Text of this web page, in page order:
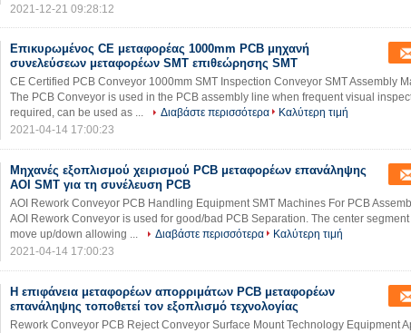
2021-12-21 09:28:12
Επικυρωμένος CE μεταφορέας 1000mm PCB μηχανή
συνελεύσεων μεταφορέων SMT επιθεώρησης SMT
CE Certified PCB Conveyor 1000mm SMT Inspection Conveyor SMT Assembly
The PCB Conveyor is used in the PCB assembly line when frequent visual
required, can be used as ...
Διαβάστε περισσότερα
Καλύτερη τιμή
2021-04-14 17:00:23
Μηχανές εξοπλισμού χειρισμού PCB μεταφορέων επανάληψης
AOI SMT για τη συνέλευση PCB
AOI Rework Conveyor PCB Handling Equipment SMT Machines For PCB
AOI Rework Conveyor is used for good/bad PCB Separation. The center
move up/down allowing ...
Διαβάστε περισσότερα
Καλύτερη τιμή
2021-04-14 17:00:23
Η επιφάνεια μεταφορέων απορριμάτων PCB μεταφορέων
επανάληψης τοποθετεί τον εξοπλισμό τεχνολογίας
Rework Conveyor PCB Reject Conveyor Surface Mount Technology Equipment